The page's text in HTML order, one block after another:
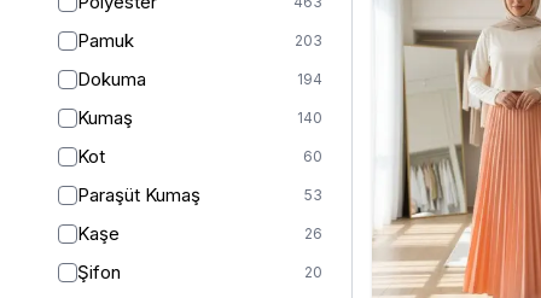
Pamuk 203
Dokuma 194
Kumaş 140
Kot 60
Paraşüt Kumaş 53
Kaşe 26
Şifon 20